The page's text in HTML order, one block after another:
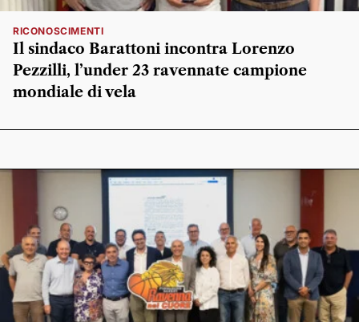
RICONOSCIMENTI
Il sindaco Barattoni incontra Lorenzo
Pezzilli, l’under 23 ravennate campione
mondiale di vela